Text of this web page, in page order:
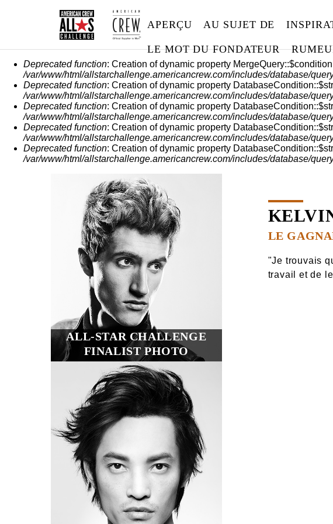
APERÇU AU SUJET DE
LE MOT DU FONDATEUR
MESSAGE
Deprecated function: Creation of dynamic property
/var/www/html/allstarchallenge.americancrew.com/includes/database/
Deprecated function: Creation of dynamic property
/var/www/html/allstarchallenge.americancrew.com/includes/database/
Deprecated function: Creation of dynamic property
/var/www/html/allstarchallenge.americancrew.com/includes/database/
Deprecated function: Creation of dynamic property
/var/www/html/allstarchallenge.americancrew.com/includes/database/
Deprecated function: Creation of dynamic property
/var/www/html/allstarchallenge.americancrew.com/includes/database/
ALL-STAR CHALLENGE
FINALIST PHOTO
LE
"Je trouvais
travail et de